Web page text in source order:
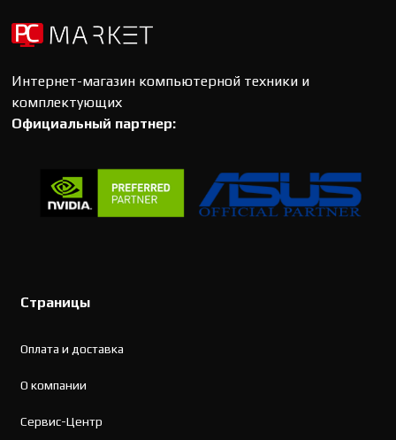
Интернет-магазин компьютерной техники и
комплектующих
Официальный партнер:
Страницы
Оплата и доставка
О компании
Сервис-Центр